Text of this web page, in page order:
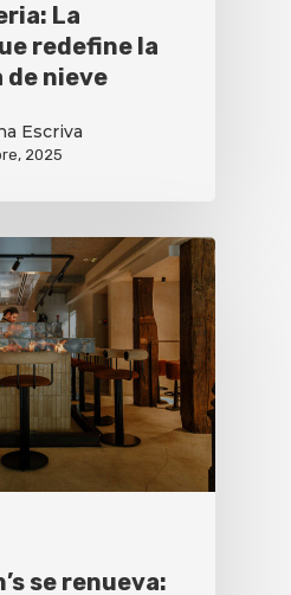
La
redefine la
de nieve
Escriva
2025
se renueva: